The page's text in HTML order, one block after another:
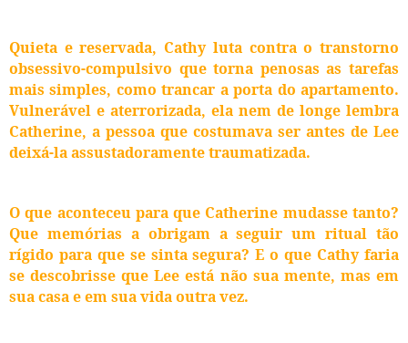
Quieta e reservada, Cathy luta contra o transtorno
obsessivo-compulsivo que torna penosas as tarefas
mais simples, como trancar a porta do apartamento.
Vulnerável e aterrorizada, ela nem de longe lembra
Catherine, a pessoa que costumava ser antes de Lee
deixá-la assustadoramente traumatizada.
O que aconteceu para que Catherine mudasse tanto?
Que memórias a obrigam a seguir um ritual tão
rígido para que se sinta segura? E o que Cathy faria
se descobrisse que Lee está não sua mente, mas em
sua casa e em sua vida outra vez.